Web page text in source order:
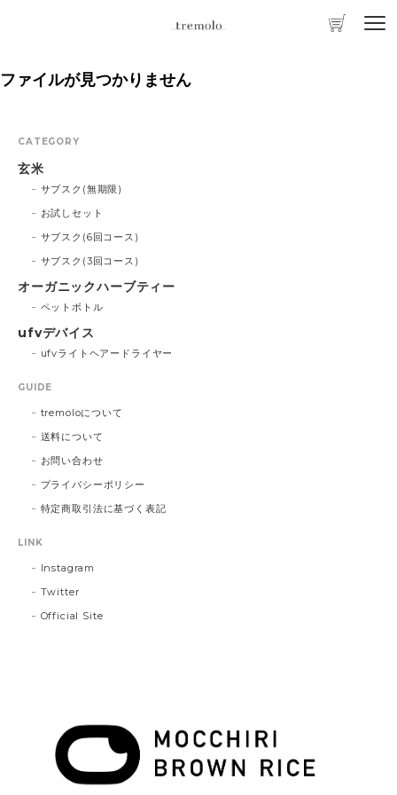
ファイルが見つかりません
CATEGORY
玄米
サブスク(無期限)
お試しセット
サブスク(6回コース)
サブスク(3回コース)
オーガニックハーブティー
ペットボトル
ufvデバイス
ufvライトヘアードライヤー
GUIDE
tremoloについて
送料について
お問い合わせ
プライバシーポリシー
特定商取引法に基づく表記
LINK
Instagram
Twitter
Official Site